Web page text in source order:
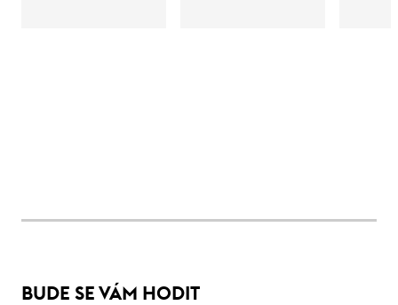
BUDE SE VÁM HODIT